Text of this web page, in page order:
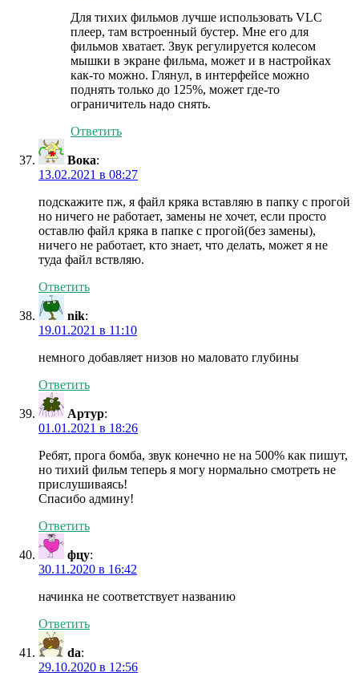
Для тихих фильмов лучше использовать VLC
плеер, там встроенный бустер. Мне его для
фильмов хватает. Звук регулируется колесом
мышки в экране фильма, может и в настройках
как-то можно. Глянул, в интерфейсе можно
поднять только до 125%, может где-то
ограничитель надо снять.
Ответить
Вока:
13.02.2021 в 08:27
подскажите пж, я файл кряка вставляю в папку с прогой
но ничего не работает, замены не хочет, если просто
оставлю файл кряка в папке с прогой(без замены),
ничего не работает, кто знает, что делать, может я не
туда файл вствляю.
Ответить
nik:
19.01.2021 в 11:10
немного добавляет низов но маловато глубины
Ответить
Артур:
01.01.2021 в 18:26
Ребят, прога бомба, звук конечно не на 500% как пишут,
но тихий фильм теперь я могу нормально смотреть не
прислушиваясь!
Спасибо админу!
Ответить
фцу:
30.11.2020 в 16:42
начинка не соответствует названию
Ответить
da:
29.10.2020 в 12:56